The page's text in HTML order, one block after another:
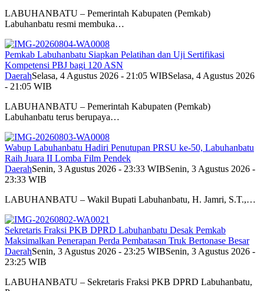
LABUHANBATU – Pemerintah Kabupaten (Pemkab)
Labuhanbatu resmi membuka…
Pemkab Labuhanbatu Siapkan Pelatihan dan Uji Sertifikasi
Kompetensi PBJ bagi 120 ASN
DaerahSelasa, 4 Agustus 2026 - 21:05 WIBSelasa, 4 Agustus 2026
- 21:05 WIB
LABUHANBATU – Pemerintah Kabupaten (Pemkab)
Labuhanbatu terus berupaya…
Wabup Labuhanbatu Hadiri Penutupan PRSU ke-50, Labuhanbatu
Raih Juara II Lomba Film Pendek
DaerahSenin, 3 Agustus 2026 - 23:33 WIBSenin, 3 Agustus 2026 -
23:33 WIB
LABUHANBATU – Wakil Bupati Labuhanbatu, H. Jamri, S.T.,…
Sekretaris Fraksi PKB DPRD Labuhanbatu Desak Pemkab
Maksimalkan Penerapan Perda Pembatasan Truk Bertonase Besar
DaerahSenin, 3 Agustus 2026 - 23:25 WIBSenin, 3 Agustus 2026 -
23:25 WIB
LABUHANBATU – Sekretaris Fraksi PKB DPRD Labuhanbatu,